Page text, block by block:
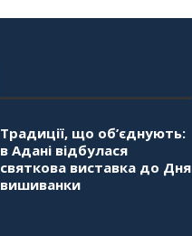
Традиції, що об’єднують:
в Адані відбулася
святкова виставка до Дня
вишиванки